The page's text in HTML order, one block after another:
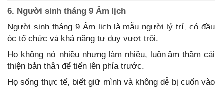
6. Người sinh tháng 9 Âm lịch
Người sinh tháng 9 Âm lịch là mẫu người lý trí, có đầu
óc tổ chức và khả năng tư duy vượt trội.
Họ không nói nhiều nhưng làm nhiều, luôn âm thầm cải
thiện bản thân để tiến lên phía trước.
Họ sống thực tế, biết giữ mình và không dễ bị cuốn vào